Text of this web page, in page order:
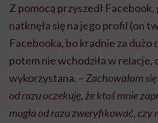
Z pomocą przyszedł
natknęła się na jego profil (on
Facebooka, bo kradnie za dużo
potem nie wchodziła w relacje,
wykorzystana. – Zachowałam
od razu oczekuję, że ktoś mnie
mogła od razu zweryfikować, czy